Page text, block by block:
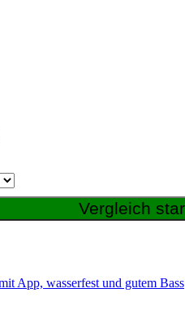
App, wasserfest und gutem Bass